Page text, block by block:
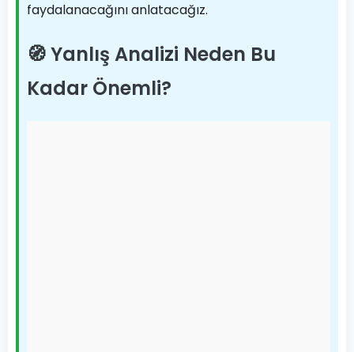
faydalanacağını anlatacağız.
🧭 Yanlış Analizi Neden Bu
Kadar Önemli?